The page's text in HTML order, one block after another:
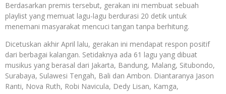
Berdasarkan premis tersebut, gerakan ini membuat sebuah
playlist yang memuat lagu-lagu berdurasi 20 detik untuk
menemani masyarakat mencuci tangan tanpa berhitung.
Dicetuskan akhir April lalu, gerakan ini mendapat respon positif
dari berbagai kalangan. Setidaknya ada 61 lagu yang dibuat
musikus yang berasal dari Jakarta, Bandung, Malang, Situbondo,
Surabaya, Sulawesi Tengah, Bali dan Ambon. Diantaranya Jason
Ranti, Nova Ruth, Robi Navicula, Dedy Lisan, Kamga,